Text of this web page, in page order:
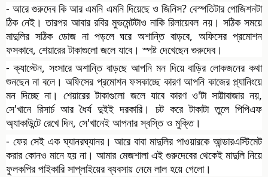
- আরে গুরুদেব কি আর এমনি এমনি দিয়েছে ও জিনিস? বেস্পতিটার পোজিশনটা
ঠিক নেই। তারপর আবার রবির মুভমেন্টটাও নাকি রিলায়েবল নয়। সঠিক সময়ে
মাদুলির সঠিক ডোজ না পড়লে ঘরে অশান্তি বাড়বে, অফিসের প্রমোশন
ফসকাবে, শেয়ারের টাকাগুলো জলে যাবে। স্পষ্ট দেখেছেন গুরুদেব।
- ক্যাপ্টেন, সংসারে অশান্তি বাড়ছে আপনি মন দিয়ে বাড়ির লোকজনের কথা
শুনছেন না বলে। অফিসের প্রমোশন ফসকাচ্ছে কারণ আপনি কাজের প্ল্যানিংয়ে
মন দিচ্ছে না। শেয়ারের টাকাগুলো জলে যাবে কারণ ও'টা সাট্টাবাজার নয়,
সে'খানে রিসার্চ আর ধৈর্য দুইই দরকারি। চট করে টাকাটা তুলে পিপিএফ
অ্যাকাউন্টে রেখে দিন, সে'খানেই আপনার স্বস্তি ও মুক্তি।
- ফের সেই এক ঘ্যানরঘ্যানর। আরে বাবা মাদুলির পাওয়ারকে আন্ডারএস্টিমেট
করার কোনও মানে হয় না। আমার মেজশালা এই গুরুদেবের থেকেই মাদুলি নিয়ে
ফুলকপির পাইকারি সাপ্লাইয়ের ব্যবসায় নেমে লাল হয়ে গেলো।